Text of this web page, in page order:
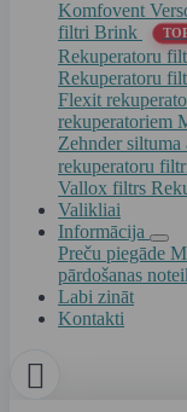
Komfovent
filtri Brink
Rekuperatoru
Rekuperatoru
Flexit
rekuperatoriem
Zehnder siltuma
rekuperatoru
Vallox filtrs
Valikliai
Informācija
Preču piegāde
pārdošanas
Labi zināt
Kontakti
